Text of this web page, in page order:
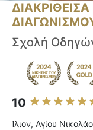
ΔΙΑΓΩΝΙΣΜΟΥ
Σχολή
10
Ίλιον, Αγίου